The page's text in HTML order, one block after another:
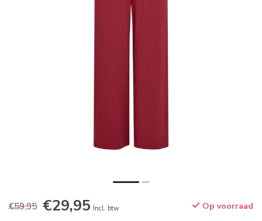
€59,95 €29,95 Incl. btw Op voorraad